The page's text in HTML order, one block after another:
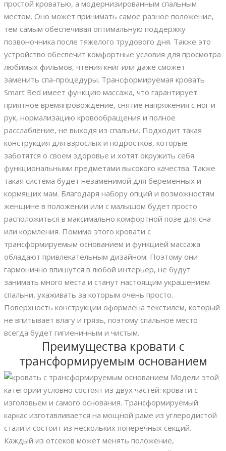
простой кроватью, а модернизированным спальным
местом. Оно может принимать самое разное положение,
тем самым обеспечивая оптимальную поддержку
позвоночника после тяжелого трудового дня. Также это
устройство обеспечит комфортные условия для просмотра
любимых фильмов, чтения книг или даже сможет
заменить спа-процедуры. Трансформируемая кровать
Smart Bed имеет функцию массажа, что гарантирует
приятное времяпровождение, снятие напряжения с ног и
рук, нормализацию кровообращения и полное
расслабление, не выходя из спальни. Подходит такая
конструкция для взрослых и подростков, которые
заботятся о своем здоровье и хотят окружить себя
функциональными предметами высокого качества. Также
такая система будет незаменимой для беременных и
кормящих мам. Благодаря набору опций и возможностям
женщине в положении или с малышом будет просто
расположиться в максимально комфортной позе для сна
или кормления. Помимо этого кровати с
трансформируемым основанием и функцией массажа
обладают привлекательным дизайном. Поэтому они
гармонично впишутся в любой интерьер, не будут
занимать много места и станут настоящим украшением
спальни, ухаживать за которым очень просто.
Поверхность конструкции оформлена текстилем, который
не впитывает влагу и грязь, поэтому спальное место
всегда будет гигиеничным и чистым.
Преимущества кровати с
трансформируемым основанием
Модели этой
категории условно состоят из двух частей: кровати с
изголовьем и самого основания. Трансформируемый
каркас изготавливается на мощной раме из углеродистой
стали и состоит из нескольких поперечных секций.
Каждый из отсеков может менять положение,